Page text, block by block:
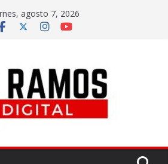
agosto 7, 2026